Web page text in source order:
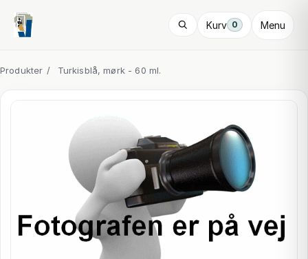
Kurv 0 Menu
Produkter / Turkisblå, mørk - 60 ml.